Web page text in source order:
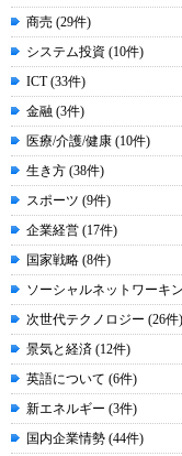
商売 (29件)
システム投資 (10件)
ICT (33件)
金融 (3件)
医療/介護/健康 (10件)
生き方 (38件)
スポーツ (9件)
企業経営 (17件)
国家戦略 (8件)
ソーシャルネットワーキ
次世代テクノロジー (26件)
景気と経済 (12件)
英語について (6件)
新エネルギー (3件)
国内企業情勢 (44件)